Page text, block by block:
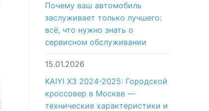
Почему ваш автомобиль
заслуживает только лучшего:
всё, что нужно знать о
сервисном обслуживании
15.01.2026
KAIYI X3 2024-2025: Городской
кроссовер в Москве —
технические характеристики и